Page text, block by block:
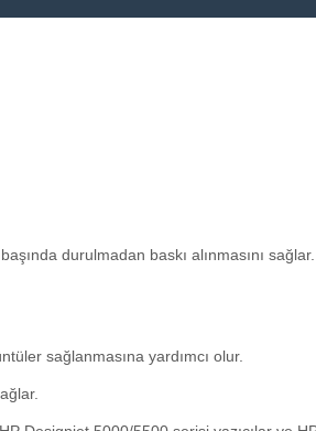
durulmadan baskı alınmasını
sağlanmasına yardımcı olur.